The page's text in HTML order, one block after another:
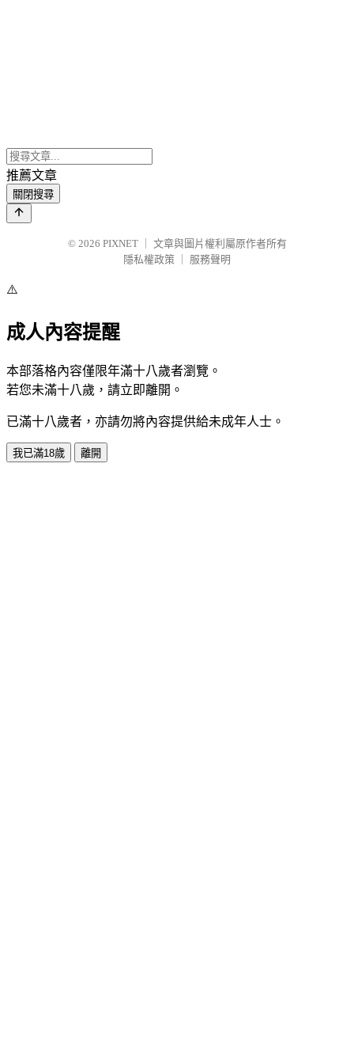
推薦文章
關閉搜尋
© 2026 PIXNET
文章與圖片權利屬原作者所有
隱私權政策
服務聲明
⚠️
成人內容提醒
本部落格內容僅限年滿十八歲者瀏覽。
若您未滿十八歲，請立即離開。
已滿十八歲者，亦請勿將內容提供給未成年人士。
我已滿18歲 離開